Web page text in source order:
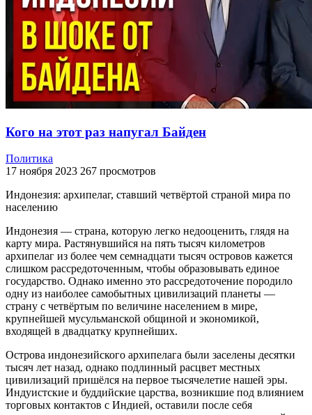
Кого на этот раз напугал Байден
Политика
17 ноября 2023 267 просмотров
Индонезия: архипелаг, ставший четвёртой страной мира по
населению
Индонезия — страна, которую легко недооценить, глядя на
карту мира. Растянувшийся на пять тысяч километров
архипелаг из более чем семнадцати тысяч островов кажется
слишком рассредоточенным, чтобы образовывать единое
государство. Однако именно это рассредоточение породило
одну из наиболее самобытных цивилизаций планеты —
страну с четвёртым по величине населением в мире,
крупнейшей мусульманской общиной и экономикой,
входящей в двадцатку крупнейших.
Острова индонезийского архипелага были заселены десятки
тысяч лет назад, однако подлинный расцвет местных
цивилизаций пришёлся на первое тысячелетие нашей эры.
Индуистские и буддийские царства, возникшие под влиянием
торговых контактов с Индией, оставили после себя